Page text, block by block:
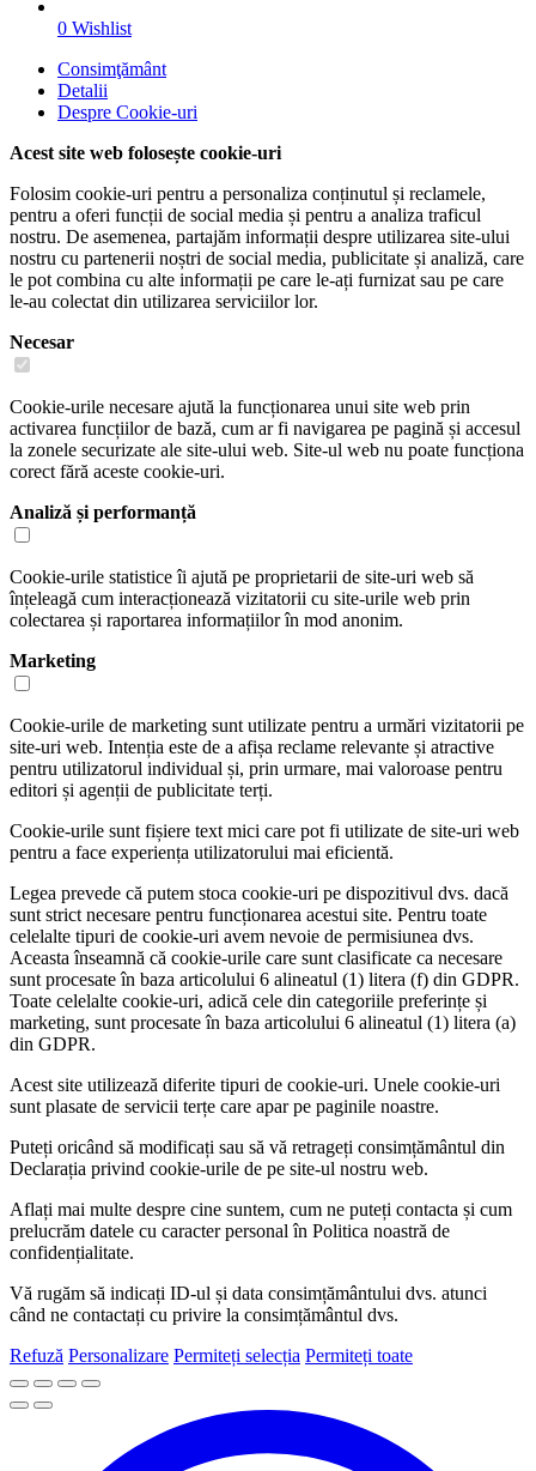
0 Wishlist
Consimţământ
Detalii
Despre Cookie-uri
Acest site web folosește cookie-uri
Folosim cookie-uri pentru a personaliza conținutul și reclamele,
pentru a oferi funcții de social media și pentru a analiza traficul
nostru. De asemenea, partajăm informații despre utilizarea site-ului
nostru cu partenerii noștri de social media, publicitate și analiză, care
le pot combina cu alte informații pe care le-ați furnizat sau pe care
le-au colectat din utilizarea serviciilor lor.
Necesar
Cookie-urile necesare ajută la funcționarea unui site web prin
activarea funcțiilor de bază, cum ar fi navigarea pe pagină și accesul
la zonele securizate ale site-ului web. Site-ul web nu poate funcționa
corect fără aceste cookie-uri.
Analiză și performanță
Cookie-urile statistice îi ajută pe proprietarii de site-uri web să
înțeleagă cum interacționează vizitatorii cu site-urile web prin
colectarea și raportarea informațiilor în mod anonim.
Marketing
Cookie-urile de marketing sunt utilizate pentru a urmări vizitatorii pe
site-uri web. Intenția este de a afișa reclame relevante și atractive
pentru utilizatorul individual și, prin urmare, mai valoroase pentru
editori și agenții de publicitate terți.
Cookie-urile sunt fișiere text mici care pot fi utilizate de site-uri web
pentru a face experiența utilizatorului mai eficientă.
Legea prevede că putem stoca cookie-uri pe dispozitivul dvs. dacă
sunt strict necesare pentru funcționarea acestui site. Pentru toate
celelalte tipuri de cookie-uri avem nevoie de permisiunea dvs.
Aceasta înseamnă că cookie-urile care sunt clasificate ca necesare
sunt procesate în baza articolului 6 alineatul (1) litera (f) din GDPR.
Toate celelalte cookie-uri, adică cele din categoriile preferințe și
marketing, sunt procesate în baza articolului 6 alineatul (1) litera (a)
din GDPR.
Acest site utilizează diferite tipuri de cookie-uri. Unele cookie-uri
sunt plasate de servicii terțe care apar pe paginile noastre.
Puteți oricând să modificați sau să vă retrageți consimțământul din
Declarația privind cookie-urile de pe site-ul nostru web.
Aflați mai multe despre cine suntem, cum ne puteți contacta și cum
prelucrăm datele cu caracter personal în Politica noastră de
confidențialitate.
Vă rugăm să indicați ID-ul și data consimțământului dvs. atunci
când ne contactați cu privire la consimțământul dvs.
Refuză Personalizare Permiteți selecția Permiteți toate